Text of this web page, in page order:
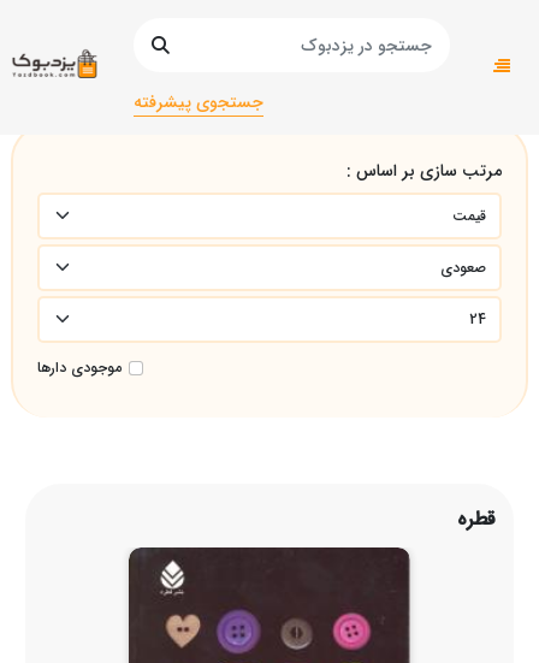
جستجوی پیشرفته
صفحه اصلی
مرتب سازی بر اساس :
موجودی دارها
قطره